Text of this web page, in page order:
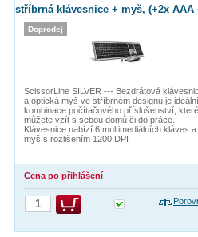
stříbrná klávesnice + myš, (+2x AAA
AA baterie zdarma), CZ + SK
ScissorLine SILVER --- Bezdrátová
a optická myš ve stříbrném designu je ideální
kombinace počítačového příslušenství,
můžete vzít s sebou domů či do práce. ---
Klávesnice nabízí 6 multimediálních kláves a
myš s rozlišením 1200 DPI
Cena po přihlášení
Doprodej